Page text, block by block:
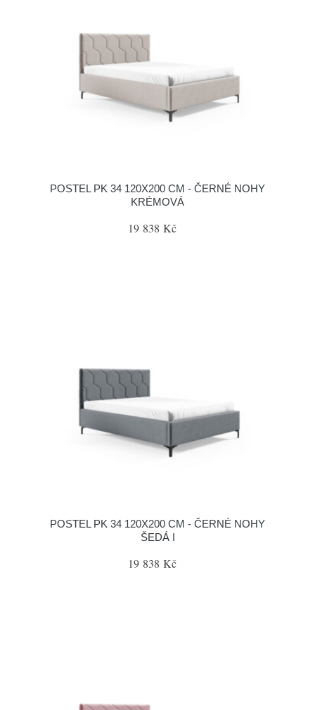
POSTEL PK 34 120X200 CM - ČERNÉ NOHY
KRÉMOVÁ
19 838 Kč
POSTEL PK 34 120X200 CM - ČERNÉ NOHY
ŠEDÁ I
19 838 Kč